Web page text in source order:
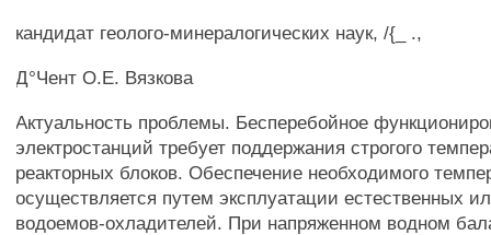
кандидат геолого-минералогических наук, /{_ .,
Д°Чент О.Е. Вязкова
Актуальность проблемы. Бесперебойное
электростанций требует поддержания строгого
реакторных блоков. Обеспечение необходимого
осуществляется путем эксплуатации естественных
водоемов-охладителей. При напряженном водном